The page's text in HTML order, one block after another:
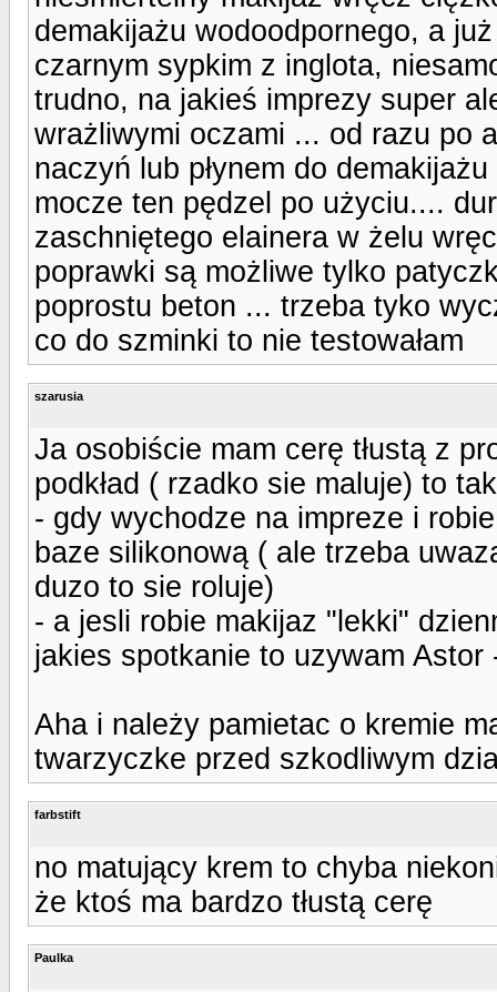
demakijażu wodoodpornego, a
czarnym sypkim z inglota,
trudno, na jakieś imprezy super
wrażliwymi oczami ... od razu po
naczyń lub płynem do
mocze ten pędzel po użyciu....
zaschniętego elainera w żelu
poprawki są możliwe tylko
poprostu beton ... trzeba tyko
co do szminki to nie testowałam
szarusia
Ja osobiście mam cerę tłustą z
podkład ( rzadko sie maluje) to
- gdy wychodze na impreze i
baze silikonową ( ale trzeba
duzo to sie roluje)
- a jesli robie makijaz "lekki"
jakies spotkanie to uzywam
Aha i należy pamietac o kremie
twarzyczke przed szkodliwym
farbstift
no matujący krem to chyba
że ktoś ma bardzo tłustą cerę
Paulka